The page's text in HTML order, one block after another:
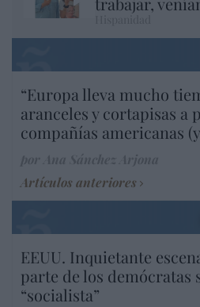
“Europa lleva mucho
aranceles y cortapisas a
compañías americanas
Artículos anteriores
EEUU. Inquietante
parte de los demócratas
“socialista”